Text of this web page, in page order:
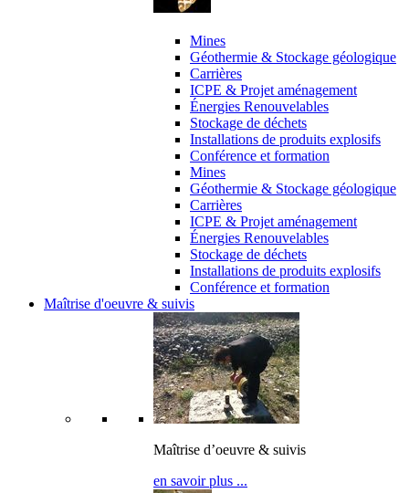
Mines
Géothermie & Stockage géologique
Carrières
ICPE & Projet aménagement
Énergies Renouvelables
Stockage de déchets
Installations de produits explosifs
Conférence et formation
Mines
Géothermie & Stockage géologique
Carrières
ICPE & Projet aménagement
Énergies Renouvelables
Stockage de déchets
Installations de produits explosifs
Conférence et formation
Maîtrise d'oeuvre & suivis
Maîtrise d’oeuvre & suivis
en savoir plus ...